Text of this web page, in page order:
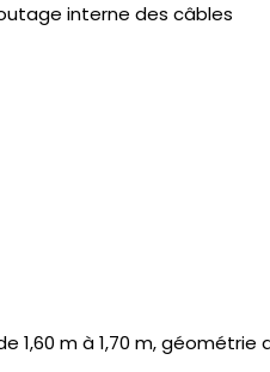
interne des câbles
1,60 m à 1,70 m,